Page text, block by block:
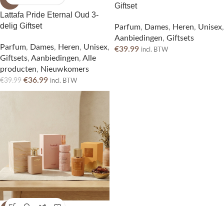
Lattafa Pride Eternal Oud 3-
delig Giftset
Parfum, Dames, Heren, Unisex,
Giftsets, Aanbiedingen, Alle
producten, Nieuwkomers
€39.99 €36.99 incl. BTW
Giftset
Parfum, Dames, Heren, Unisex,
Aanbiedingen, Giftsets
€39.99 incl. BTW